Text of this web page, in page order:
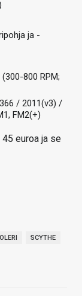
ja -
800 RPM;
/ 2011(v3) /
FM2(+)
euroa ja se
SCYTHE